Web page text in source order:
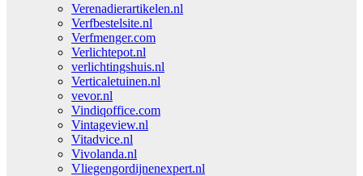
Verenadierartikelen.nl
Verfbestelsite.nl
Verfmenger.com
Verlichtepot.nl
verlichtingshuis.nl
Verticaletuinen.nl
vevor.nl
Vindiqoffice.com
Vintageview.nl
Vitadvice.nl
Vivolanda.nl
Vliegengordijnenexpert.nl